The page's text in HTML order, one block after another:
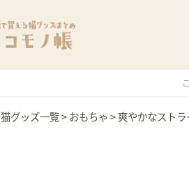
猫グッズ一覧>おもちゃ >爽やかなスト